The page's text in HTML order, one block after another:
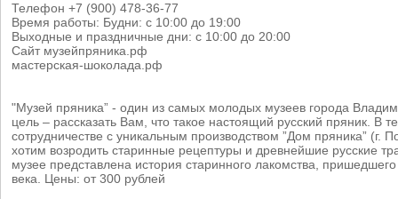
Телефон +7 (900) 478-36-77
Время работы: Будни: с 10:00 до 19:00
Выходные и праздничные дни: с 10:00 до 20:00
Сайт музейпряника.рф
мастерская-шоколада.рф
"Музей пряника” - один из самых молодых музеев города
цель – рассказать Вам, что такое настоящий русский пряник. В
сотрудничестве с уникальным производством ”Дом пряника” (г.
хотим возродить старинные рецептуры и древнейшие русские
музее представлена история старинного лакомства,
века. Цены: от 300 рублей